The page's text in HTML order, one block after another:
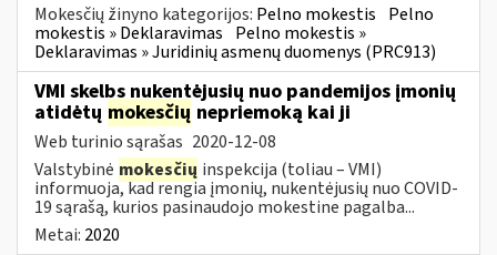
Mokesčių žinyno kategorijos: Pelno mokestis Pelno
mokestis » Deklaravimas Pelno mokestis »
Deklaravimas » Juridinių asmenų duomenys (PRC913)
VMI skelbs nukentėjusių nuo pandemijos įmonių
atidėtų mokesčių nepriemoką kai ji
Web turinio sąrašas 2020-12-08
Valstybinė mokesčių inspekcija (toliau – VMI)
informuoja, kad rengia įmonių, nukentėjusių nuo COVID-
19 sąrašą, kurios pasinaudojo mokestine pagalba...
Metai: 2020